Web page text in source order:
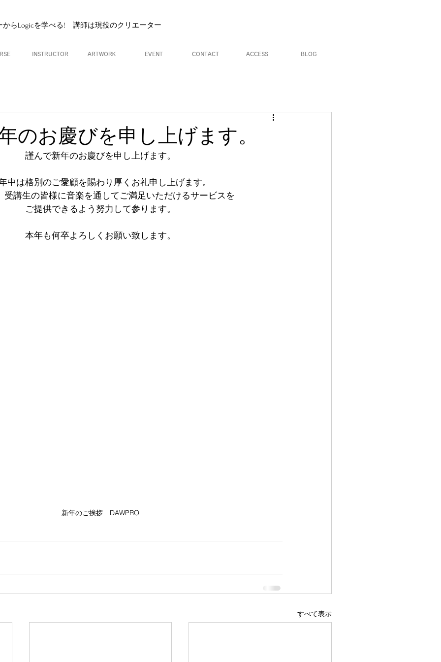
からLogicを学べる! 講師は現役のクリエーター
INSTRUCTOR ARTWORK EVENT CONTACT ACCESS BLOG
のお慶びを申し上げます。
謹んで新年のお慶びを申し上げます。
中は格別のご愛顧を賜わり厚くお礼申し上げます。
受講生の皆様に音楽を通してご満足いただけるサービスを
ご提供できるよう努力して参ります。
本年も何卒よろしくお願い致します。
新年のご挨拶　DAWPRO
すべて表示